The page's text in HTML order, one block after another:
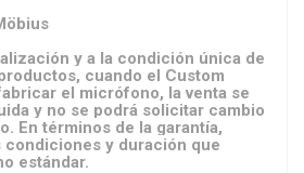
y a la condición única de
cuando el Custom
el micrófono, la venta se
y no se podrá solicitar cambio
En términos de la garantía,
condiciones y duración que
estándar.